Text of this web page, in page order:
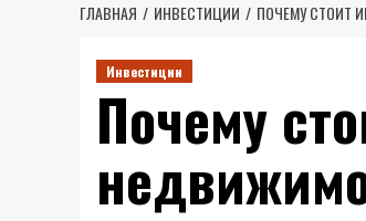
ГЛАВНАЯ ИНВЕСТИЦИИ ПОЧЕМУ СТОИТ
Инвестиции
Почему